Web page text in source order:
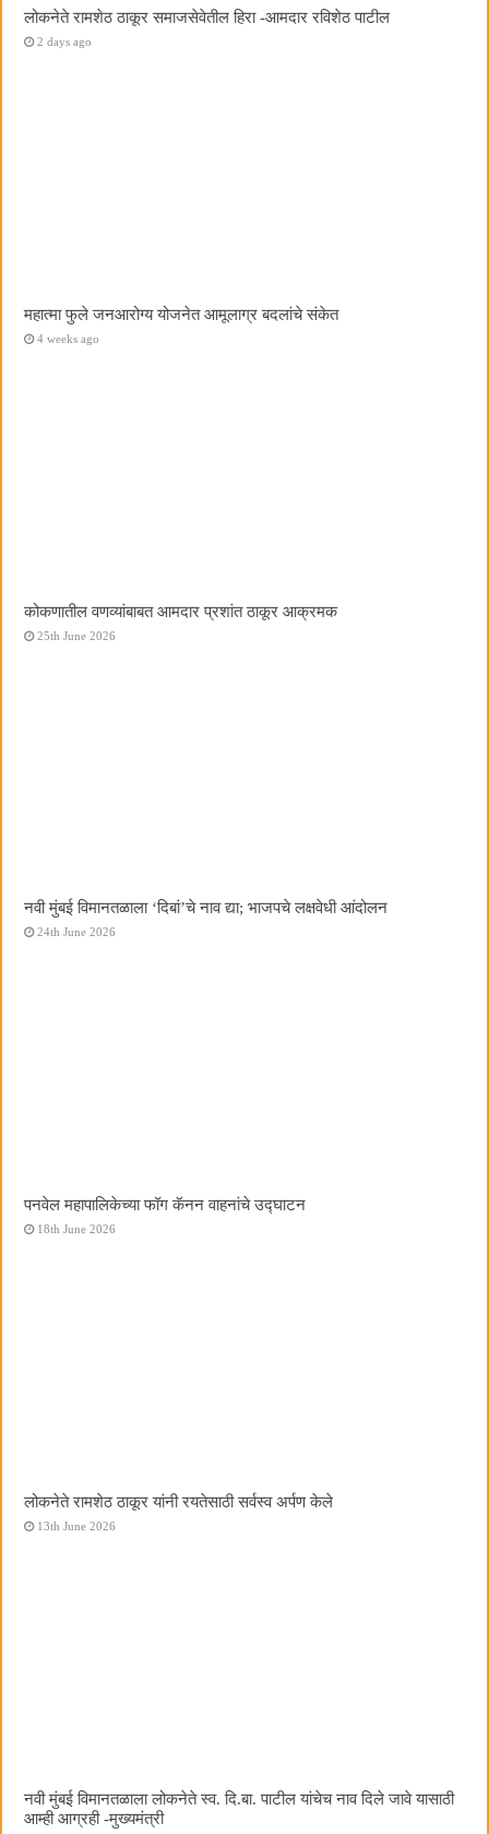
लोकनेते रामशेठ ठाकूर समाजसेवेतील हिरा -आमदार रविशेठ पाटील
2 days ago
महात्मा फुले जनआरोग्य योजनेत आमूलाग्र बदलांचे संकेत
4 weeks ago
कोकणातील वणव्यांबाबत आमदार प्रशांत ठाकूर आक्रमक
25th June 2026
नवी मुंबई विमानतळाला ‌‘दिबां‌’चे नाव द्या; भाजपचे लक्षवेधी आंदोलन
24th June 2026
पनवेल महापालिकेच्या फॉग कॅनन वाहनांचे उद्घाटन
18th June 2026
लोकनेते रामशेठ ठाकूर यांनी रयतेसाठी सर्वस्व अर्पण केले
13th June 2026
नवी मुंबई विमानतळाला लोकनेते स्व. दि.बा. पाटील यांचेच नाव दिले जावे यासाठी
आम्ही आग्रही -मुख्यमंत्री